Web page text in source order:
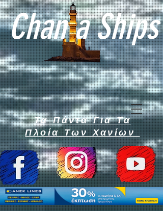
Chan a Ships
Τα Πάντα Για Τα
Πλοία Των Χανίων